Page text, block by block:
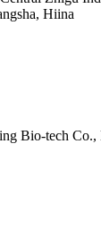
Hiina
Bio-tech